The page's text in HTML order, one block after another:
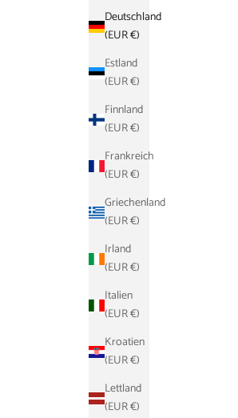
Deutschland
(EUR €)
Estland
(EUR €)
Finnland
(EUR €)
Frankreich
(EUR €)
Griechenland
(EUR €)
Irland
(EUR €)
Italien
(EUR €)
Kroatien
(EUR €)
Lettland
(EUR €)